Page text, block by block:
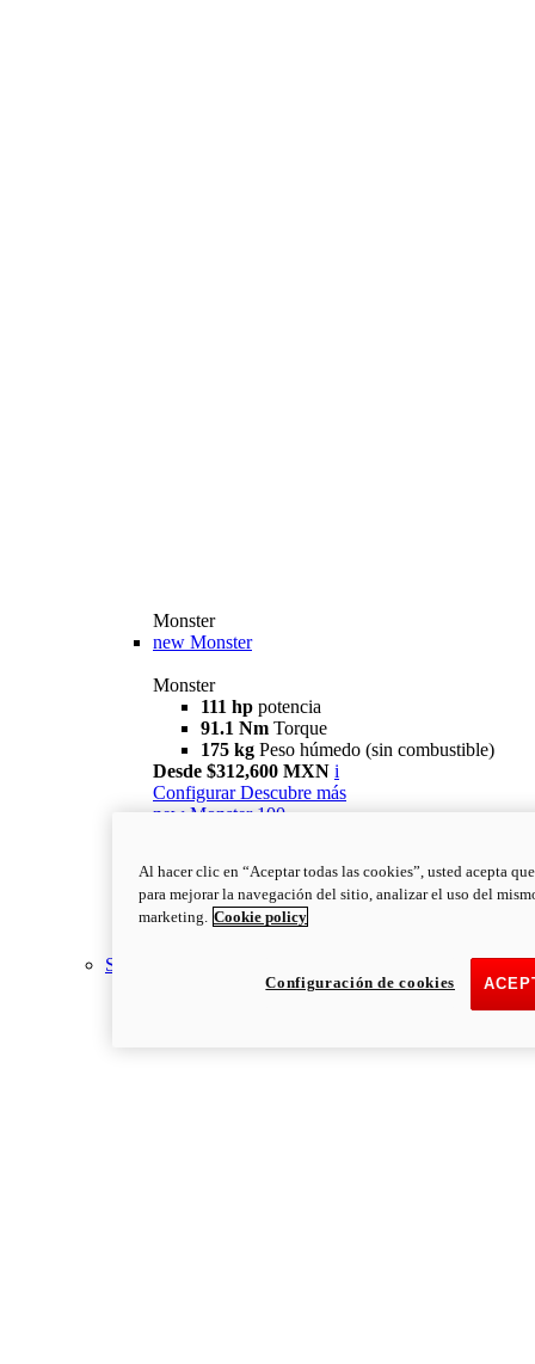
Monster
new Monster
Monster
111 hp potencia
91.1 Nm Torque
175 kg Peso húmedo (sin combustible)
Desde $312,600 MXN i
Configurar Descubre más
new Monster 100
111 hppotencia
91.1 NmTorque
175 kgPeso húmedo (sin combustible)
Streetfighter
Al hacer clic en “Aceptar todas las cookies”, usted acepta
para mejorar la navegación del sitio, analizar el uso del
marketing. Cookie policy
Configuración de cookies